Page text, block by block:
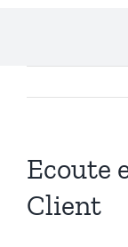
Ecoute
Client